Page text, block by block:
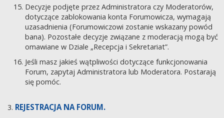
Decyzje podjęte przez Administratora czy Moderatorów,
dotyczące zablokowania konta Forumowicza, wymagają
uzasadnienia (Forumowiczowi zostanie wskazany powód
bana). Pozostałe decyzje związane z moderacją mogą być
omawiane w Dziale „Recepcja i Sekretariat”.
Jeśli masz jakieś wątpliwości dotyczące funkcjonowania
Forum, zapytaj Administratora lub Moderatora. Postarają
się pomóc.
REJESTRACJA NA FORUM.